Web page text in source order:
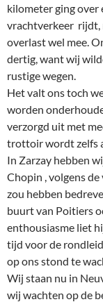
kilometer ging over
vrachtverkeer rijdt,
overlast wel mee.
dertig, want wij
rustige wegen.
Het valt ons toch
worden
verzorgd uit met
trottoir wordt zelfs
In Zarzay hebben
Chopin , volgens
zou hebben
buurt van Poitiers
enthousiasme liet
tijd voor de
op ons stond te
Wij staan nu in
wij wachten op de